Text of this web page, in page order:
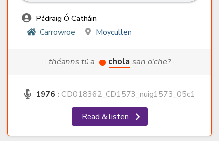
Pádraig Ó Catháin
Carrowroe
Moycullen
··· théanns tú a chola san oíche? ···
1976 : OD018362_CD1573_nuig1573_05c1
Read & listen